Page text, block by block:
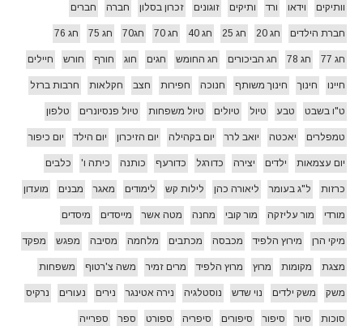
וותיקים וידאו ורד ותיקים זוגונים זכרון בסלון חברה חברים
חברת הילדים חג 20 חג 25 חג 40 חג 70 חג70 חג 75 חג 76
חג 77 חג 78 חג הביכורים חג החומש חגים חוג חורף חורש חיילים
חיינו חינוך חינוך משותף חנוכה חפירות חצב חקלאות חרבות ברזל
ט"ו בשבט טבע טיול טיולים טיול משפחות טיול פנסיונרים טלפון
טמפלרים יאכטה יואב לרר יום בקהילה יום הזיכרון יום הילד יום כיפור
יום עצמאות ילדים יצירה כדורגל כדורעף כותנה כיתה ו' כלבים
כרזות ל"ג בעומר ליאורה כהן לילות קש לימודים מאגר מבנים מועדון
מורדי מור עליזקה מור קובי מחנה מטה אשר מייסדים מיסדים
מיקי הרן מירוץ הלפיד מכבסה מכתבים מלחמה מסיבה מפגש מפקד
מצגת מקומות מרוץ מרוץ הלפיד מרים זמיר משה צ'רטוף משפחות
משק משק ילדים נוי שדש נוסטלגיה נירה אטינגר נירים נעורים נרקיס
סוכות סיור סיפור סיפורים סיפריה ספורט ספר ספרייה